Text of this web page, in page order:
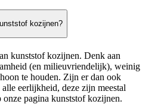
kozijnen?
kunststof kozijnen. Denk aan
(en milieuvriendelijk), weinig
te houden. Zijn er dan ook
eerlijkheid, deze zijn meestal
pagina kunststof kozijnen.